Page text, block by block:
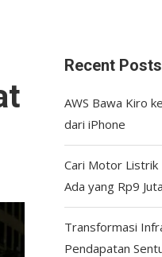
Recent Posts
AWS Bawa Kiro
dari iPhone
Cari Motor Listrik
Ada yang Rp9
Transformasi
Pendapatan